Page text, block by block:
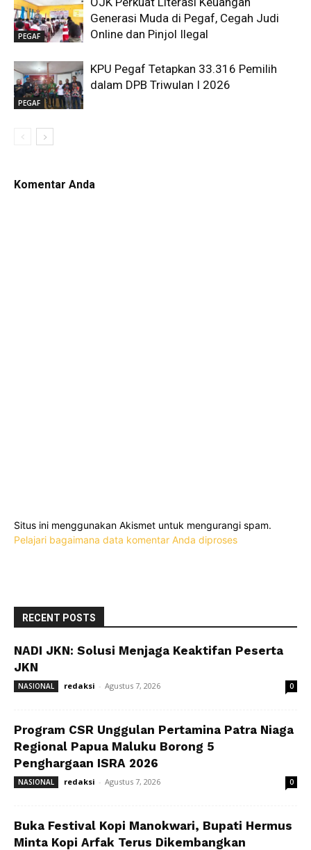
PEGAF
Generasi Muda di Pegaf, Cegah Judi
Online dan Pinjol Ilegal
PEGAF
KPU Pegaf Tetapkan 33.316 Pemilih
dalam DPB Triwulan I 2026
Komentar Anda
Situs ini menggunakan Akismet untuk mengurangi spam.
Pelajari bagaimana data komentar Anda diproses
RECENT POSTS
NADI JKN: Solusi Menjaga Keaktifan Peserta
JKN
NASIONAL redaksi - Agustus 7, 2026 0
Program CSR Unggulan Pertamina Patra Niaga
Regional Papua Maluku Borong 5
Penghargaan ISRA 2026
NASIONAL redaksi - Agustus 7, 2026 0
Buka Festival Kopi Manokwari, Bupati Hermus
Minta Kopi Arfak Terus Dikembangkan